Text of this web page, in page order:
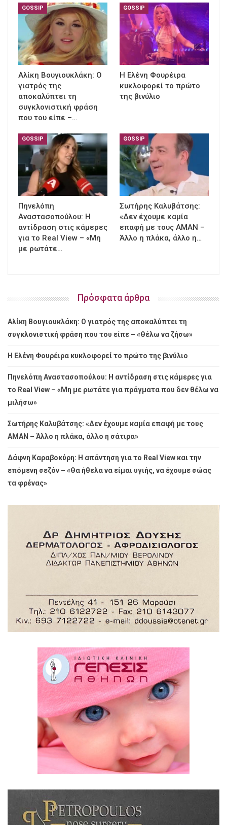
GOSSIP
Αλίκη Βουγιουκλάκη: Ο
γιατρός της
αποκαλύπτει τη
συγκλονιστική φράση
που του είπε –…
GOSSIP
Η Ελένη Φουρέιρα
κυκλοφορεί το πρώτο
της βινύλιο
GOSSIP
Πηνελόπη
Αναστασοπούλου: Η
αντίδραση στις κάμερες
για το Real View – «Μη
με ρωτάτε…
GOSSIP
Σωτήρης Καλυβάτσης:
«Δεν έχουμε καμία
επαφή με τους ΑΜΑΝ –
Άλλο η πλάκα, άλλο η…
Πρόσφατα άρθρα
Αλίκη Βουγιουκλάκη: Ο γιατρός της αποκαλύπτει τη
συγκλονιστική φράση που του είπε – «Θέλω να ζήσω»
Η Ελένη Φουρέιρα κυκλοφορεί το πρώτο της βινύλιο
Πηνελόπη Αναστασοπούλου: Η αντίδραση στις κάμερες για
το Real View – «Μη με ρωτάτε για πράγματα που δεν θέλω να
μιλήσω»
Σωτήρης Καλυβάτσης: «Δεν έχουμε καμία επαφή με τους
ΑΜΑΝ – Άλλο η πλάκα, άλλο η σάτιρα»
Δάφνη Καραβοκύρη: Η απάντηση για το Real View και την
επόμενη σεζόν – «Θα ήθελα να είμαι υγιής, να έχουμε σώας
τα φρένας»